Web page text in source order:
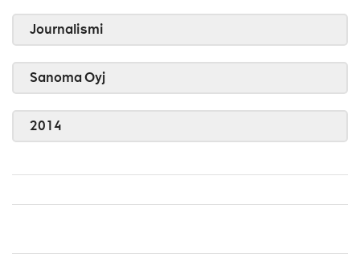
Journalismi
Sanoma Oyj
2014